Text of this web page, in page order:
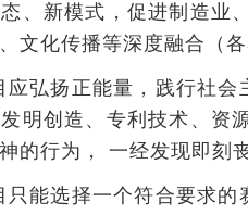
、新模式，促进制造业
文化传播等深度融合（
应弘扬正能量，践行社
明创造、专利技术、资
的行为， 一经发现即刻
只能选择一个符合要求